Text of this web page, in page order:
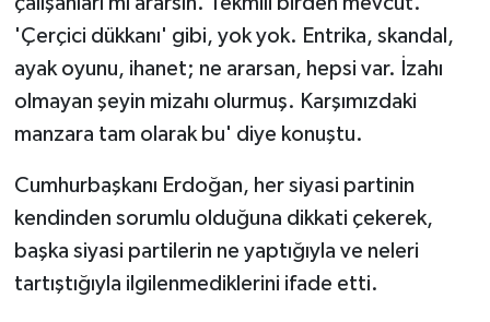
'Çerçici dükkanı' gibi, yok yok. Entrika, skandal,
ayak oyunu, ihanet; ne ararsan, hepsi var. İzahı
olmayan şeyin mizahı olurmuş. Karşımızdaki
manzara tam olarak bu' diye konuştu.
Cumhurbaşkanı Erdoğan, her siyasi partinin
kendinden sorumlu olduğuna dikkati çekerek,
başka siyasi partilerin ne yaptığıyla ve neleri
tartıştığıyla ilgilenmediklerini ifade etti.